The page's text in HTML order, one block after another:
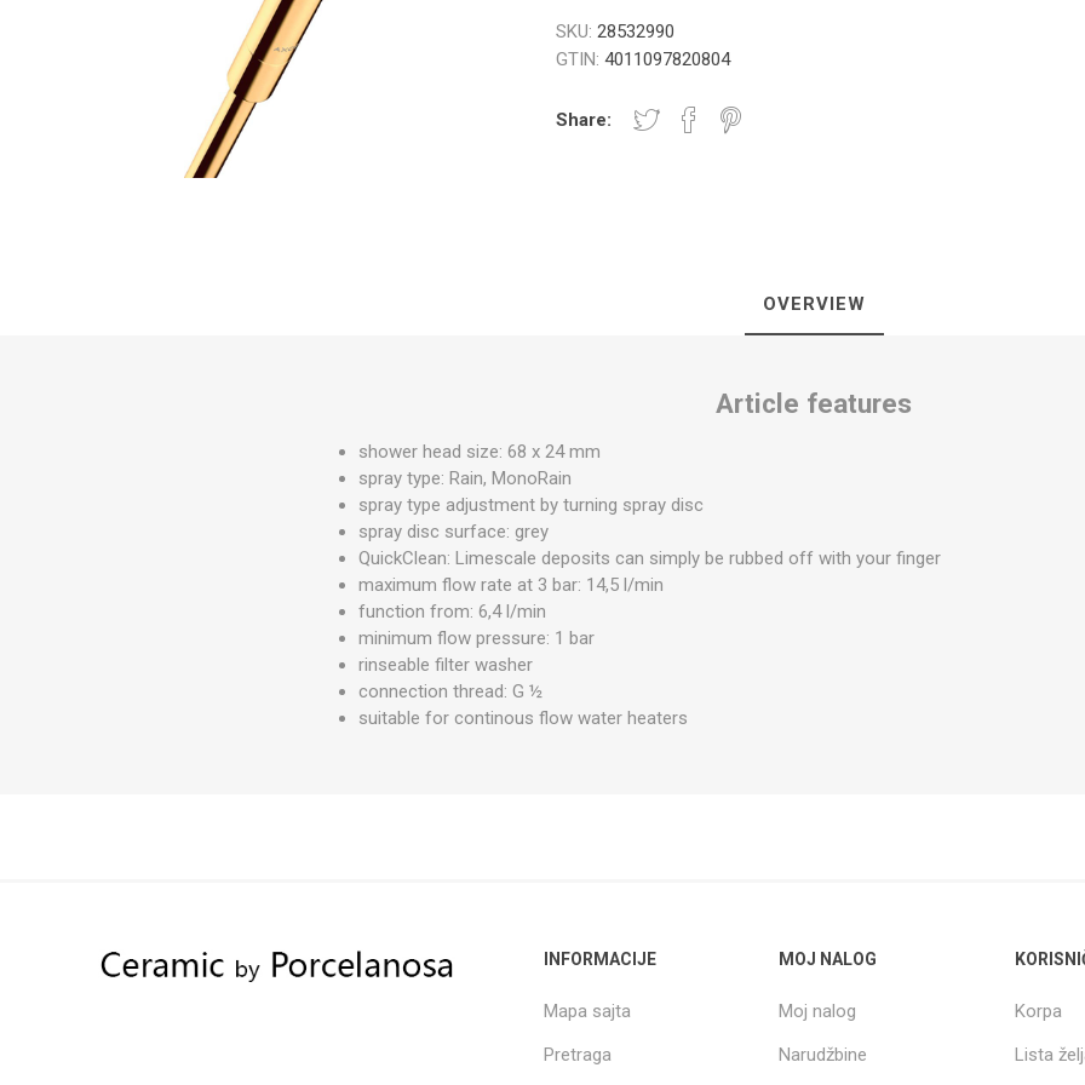
SKU: 28532990
GTIN: 4011097820804
Share:
OVERVIEW
Article features
shower head size: 68 x 24 mm
spray type: Rain, MonoRain
spray type adjustment by turning spray disc
spray disc surface: grey
QuickClean: Limescale deposits can simply be rubbed off with your finger
maximum flow rate at 3 bar: 14,5 l/min
function from: 6,4 l/min
minimum flow pressure: 1 bar
rinseable filter washer
connection thread: G ½
suitable for continous flow water heaters
INFORMACIJE
Mapa sajta
Pretraga
MOJ NALOG
Moj nalog
Narudžbine
Korpa
Lista